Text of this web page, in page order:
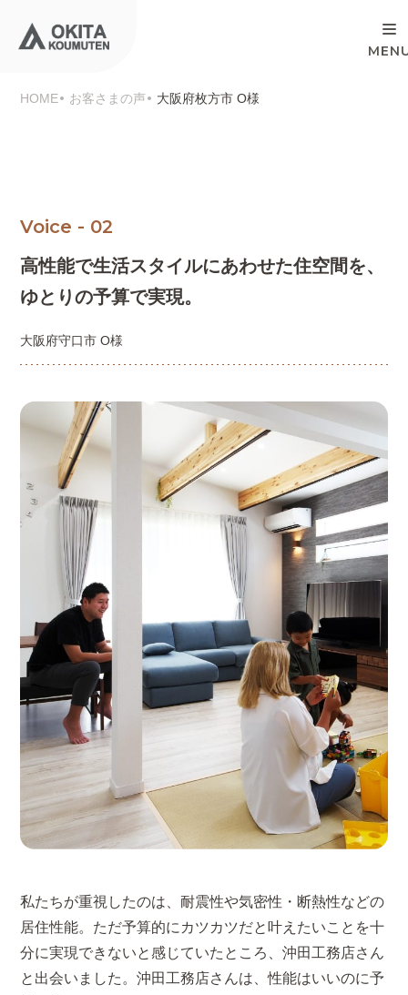
HOME お客さまの声 大阪府枚方市 O様
Voice - 02
高性能で生活スタイルにあわせた住空間を、
ゆとりの予算で実現。
大阪府守口市 O様
私たちが重視したのは、耐震性や気密性・断熱性などの
居住性能。ただ予算的にカツカツだと叶えたいことを十
分に実現できないと感じていたところ、沖田工務店さん
と出会いました。沖田工務店さんは、性能はいいのに予